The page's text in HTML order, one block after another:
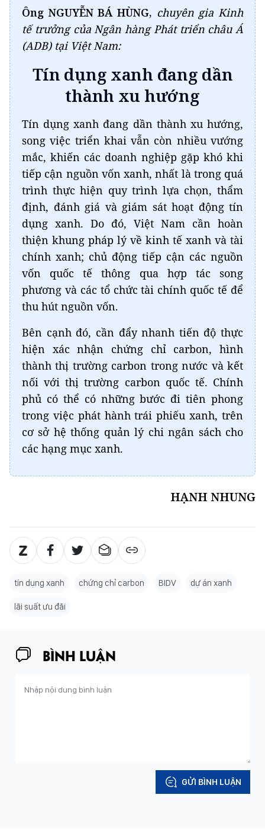
Ông NGUYỄN BÁ HÙNG, chuyên gia Kinh
tế trưởng của Ngân hàng Phát triển châu Á
(ADB) tại Việt Nam:
Tín dụng xanh đang dần
thành xu hướng
Tín dụng xanh đang dần thành xu hướng,
song việc triển khai vẫn còn nhiều vướng
mắc, khiến các doanh nghiệp gặp khó khi
tiếp cận nguồn vốn xanh, nhất là trong quá
trình thực hiện quy trình lựa chọn, thẩm
định, đánh giá và giám sát hoạt động tín
dụng xanh. Do đó, Việt Nam cần hoàn
thiện khung pháp lý về kinh tế xanh và tài
chính xanh; chủ động tiếp cận các nguồn
vốn quốc tế thông qua hợp tác song
phương và các tổ chức tài chính quốc tế để
thu hút nguồn vốn.
Bên cạnh đó, cần đẩy nhanh tiến độ thực
hiện xác nhận chứng chỉ carbon, hình
thành thị trường carbon trong nước và kết
nối với thị trường carbon quốc tế. Chính
phủ có thể có những bước đi tiên phong
trong việc phát hành trái phiếu xanh, trên
cơ sở hệ thống quản lý chi ngân sách cho
các hạng mục xanh.
HẠNH NHUNG
tín dụng xanh chứng chỉ carbon BIDV dự án xanh
lãi suất ưu đãi
BÌNH LUẬN
GỬI BÌNH LUẬN